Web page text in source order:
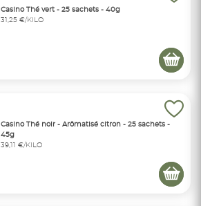
Casino Thé vert - 25 sachets - 40g
31,25 €/KILO
Casino Thé noir - Arômatisé citron - 25 sachets -
45g
39,11 €/KILO